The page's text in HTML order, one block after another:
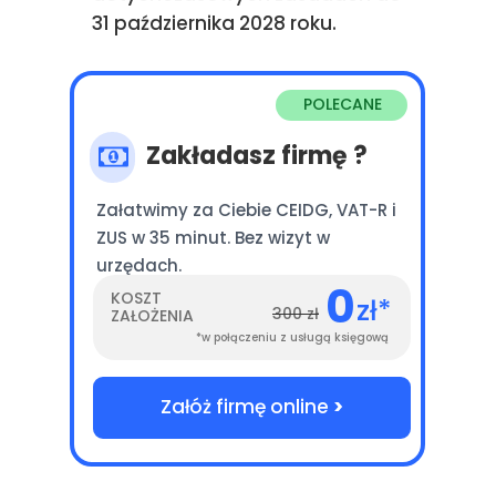
31 października 2028 roku.
POLECANE
*w połączeniu z usługą księgową
zł*
0
300 zł
KOSZT
ZAŁOŻENIA
Załóż firmę online >
Zakładasz firmę ?
Załatwimy za Ciebie CEIDG, VAT-R i
ZUS w 35 minut. Bez wizyt w
urzędach.